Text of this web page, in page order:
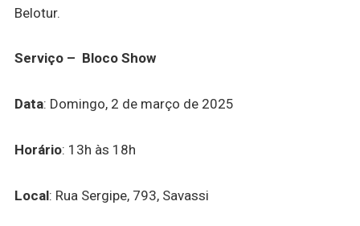
Belotur.
Serviço – Bloco Show
Data: Domingo, 2 de março de 2025
Horário: 13h às 18h
Local: Rua Sergipe, 793, Savassi